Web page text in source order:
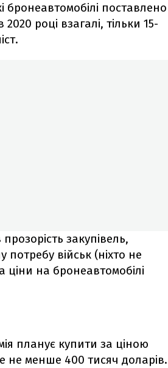
бронеавтомобілі поставлено
році взагалі, тільки 15-
закупівель,
військ (ніхто не
на бронеавтомобілі
планує купити за ціною
не менше 400 тисяч доларів.